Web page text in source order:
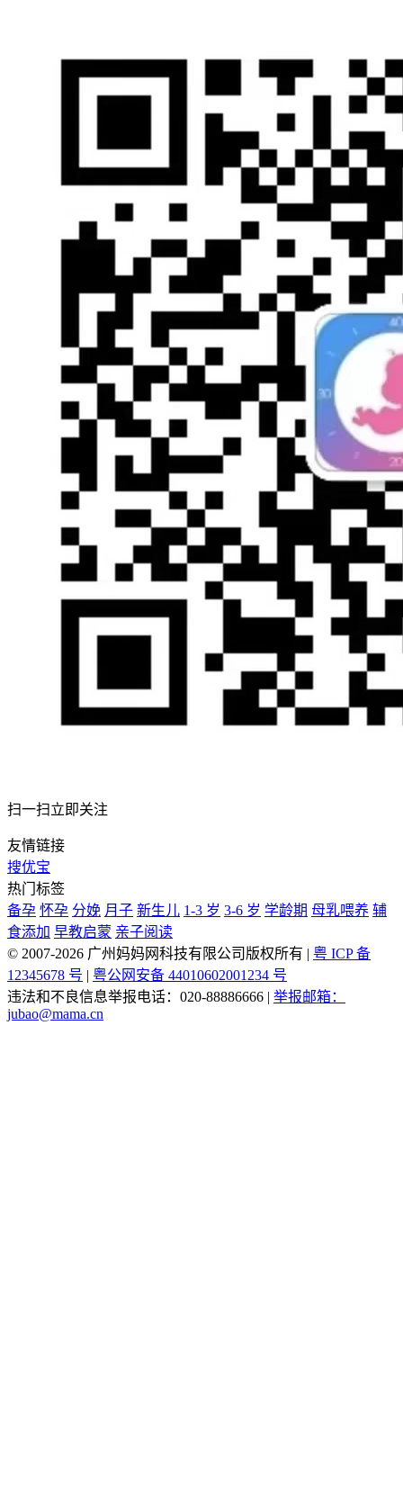
扫一扫立即关注
友情链接
搜优宝
热门标签
备孕 怀孕 分娩 月子 新生儿 1-3 岁 3-6 岁 学龄期 母乳喂养 辅
食添加 早教启蒙 亲子阅读
© 2007-2026 广州妈妈网科技有限公司版权所有 | 粤 ICP 备
12345678 号 | 粤公网安备 44010602001234 号
违法和不良信息举报电话：020-88886666 | 举报邮箱：
jubao@mama.cn